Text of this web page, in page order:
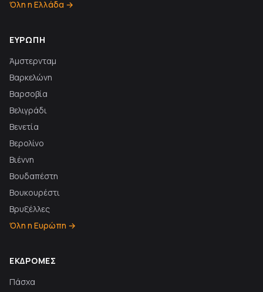
Όλη η Ελλάδα →
ΕΥΡΏΠΗ
Άμστερνταμ
Βαρκελώνη
Βαρσοβία
Βελιγράδι
Βενετία
Βερολίνο
Βιέννη
Βουδαπέστη
Βουκουρέστι
Βρυξέλλες
Όλη η Ευρώπη →
ΕΚΔΡΟΜΈΣ
Πάσχα